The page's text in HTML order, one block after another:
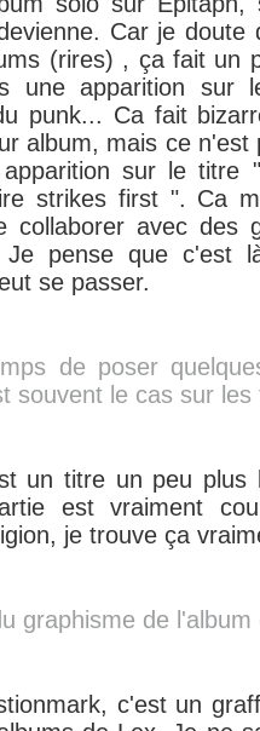
Car je
(rires) , ça fait un
une apparition sur
punk... Ca fait
album, mais ce
sur le
strikes first ". Ca
collaborer avec des
pense que c'est
se passer.
de poser
souvent le cas sur
un titre un peu plus
est vraiment
je trouve ça
graphisme de
c'est un